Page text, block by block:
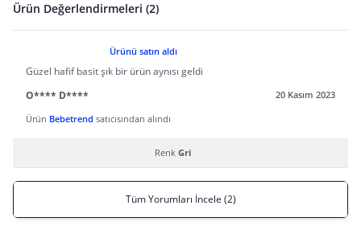
Ürün Değerlendirmeleri (2)
Ürünü satın aldı
Güzel hafif basit şık bir ürün aynısı geldi
O**** D****
20 Kasım 2023
Ürün Bebetrend satıcısından alındı
Renk Gri
Tüm Yorumları İncele (2)